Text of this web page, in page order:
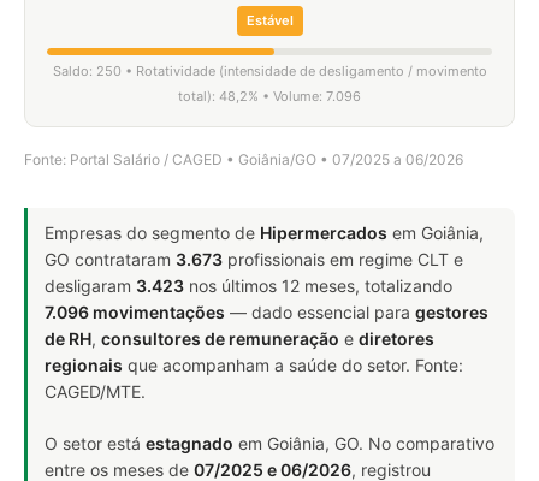
Estável
Saldo: 250 • Rotatividade (intensidade de desligamento / movimento
total): 48,2% • Volume: 7.096
Fonte: Portal Salário / CAGED • Goiânia/GO • 07/2025 a 06/2026
Empresas do segmento de Hipermercados em Goiânia,
GO contrataram 3.673 profissionais em regime CLT e
desligaram 3.423 nos últimos 12 meses, totalizando
7.096 movimentações — dado essencial para gestores
de RH, consultores de remuneração e diretores
regionais que acompanham a saúde do setor. Fonte:
CAGED/MTE.
O setor está estagnado em Goiânia, GO. No comparativo
entre os meses de 07/2025 e 06/2026, registrou